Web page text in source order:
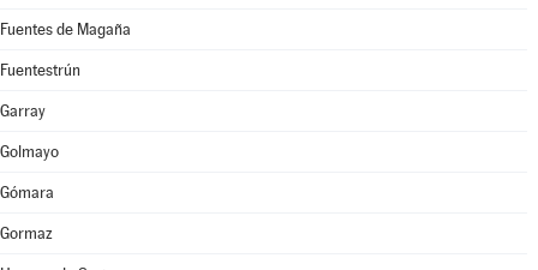
Fuentes de Magaña
Fuentestrún
Garray
Golmayo
Gómara
Gormaz